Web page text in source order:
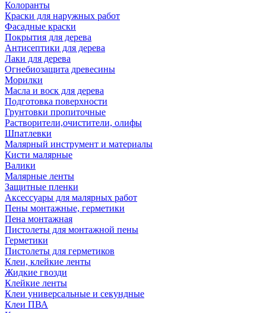
Колоранты
Краски для наружных работ
Фасадные краски
Покрытия для дерева
Антисептики для дерева
Лаки для дерева
Огнебиозащита древесины
Морилки
Масла и воск для дерева
Подготовка поверхности
Грунтовки пропиточные
Растворители,очистители, олифы
Шпатлевки
Малярный инструмент и материалы
Кисти малярные
Валики
Малярные ленты
Защитные пленки
Аксессуары для малярных работ
Пены монтажные, герметики
Пена монтажная
Пистолеты для монтажной пены
Герметики
Пистолеты для герметиков
Клеи, клейкие ленты
Жидкие гвозди
Клейкие ленты
Клеи универсальные и секундные
Клеи ПВА